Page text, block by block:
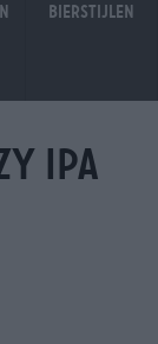
Bierstijlen
ipa